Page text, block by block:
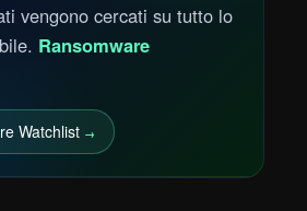
vengono cercati su tutto lo
Ransomware
Watchlist →